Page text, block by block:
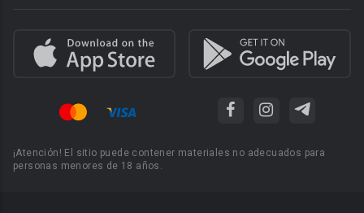
¡Atención! El sitio puede contener materiales no adecuados para
personas menores de 18 años.